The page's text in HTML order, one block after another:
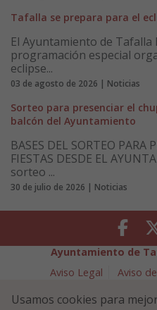
Tafalla se prepara para el
El Ayuntamiento de
programación especial
eclipse...
03 de agosto de 2026 | Noticias
Sorteo para presenciar el
balcón del Ayuntamiento
BASES DEL SORTEO PARA
FIESTAS DESDE EL
sorteo ...
30 de julio de 2026 | Noticias
Ayuntamiento de
Aviso Legal
Aviso
Política de
Usamos cookies para